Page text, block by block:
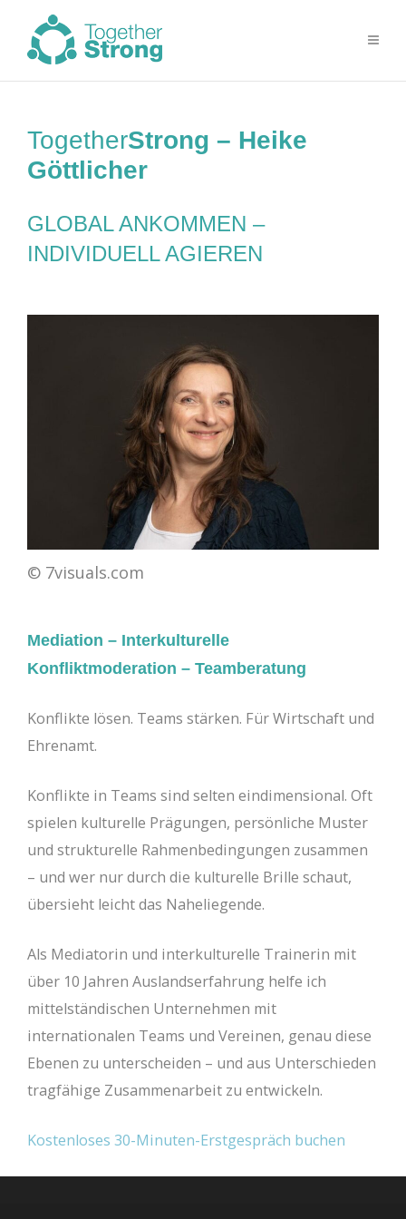
TogetherStrong – Heike
Göttlicher
GLOBAL ANKOMMEN –
INDIVIDUELL AGIEREN
© 7visuals.com
Mediation – Interkulturelle
Konfliktmoderation – Teamberatung
Konflikte lösen. Teams stärken. Für Wirtschaft und
Ehrenamt.
Konflikte in Teams sind selten eindimensional. Oft
spielen kulturelle Prägungen, persönliche Muster
und strukturelle Rahmenbedingungen zusammen
– und wer nur durch die kulturelle Brille schaut,
übersieht leicht das Naheliegende.
Als Mediatorin und interkulturelle Trainerin mit
über 10 Jahren Auslandserfahrung helfe ich
mittelständischen Unternehmen mit
internationalen Teams und Vereinen, genau diese
Ebenen zu unterscheiden – und aus Unterschieden
tragfähige Zusammenarbeit zu entwickeln.
Kostenloses 30-Minuten-Erstgespräch buchen